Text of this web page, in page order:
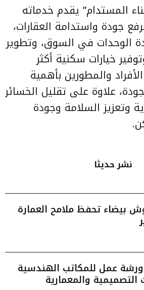
المستدام” يقدم خدماته
جودة واستدامة العقارات،
الوحدات في السوق، وتطوير
خيارات سكنية أكثر
والمطورين بأهمية
علاوة على تقليل الخسائر
وتعزيز السلامة وجودة
نشر حديثا
بيضاء تحفظ ملامح العمارة
ورشة عمل للمكاتب الهندسية
والمعمارية